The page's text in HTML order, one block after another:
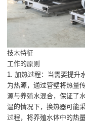
技木特征
工作的原则
1. 加热过程：当需要提升
为热源，通过管壁将热量
源与养殖水混合，保证了
温的情况下，换热器可能
过程，将养殖水体中的热